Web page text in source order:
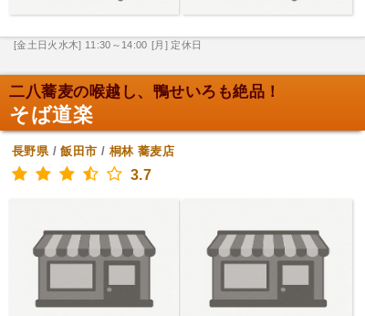
[金土日火水木] 11:30～14:00 [月] 定休日
二八蕎麦の喉越し、鴨せいろも絶品！
そば道楽
長野県/飯田市 / 桐林 蕎麦店
3.7